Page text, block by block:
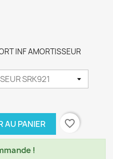
INF AMORTISSEUR
AU PANIER favorite_border
!